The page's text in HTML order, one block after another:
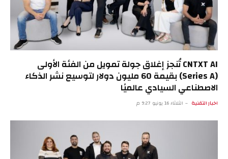
CNTXT AI تُنجز إغلاق جولة تمويل من الفئة الأولى
(Series A) بقيمة 60 مليون دولار لتوسيع نشر الذكاء
الاصطناعي السيادي عالميًا
اخبار التقنية الثلاثاء 16 يونيو 9:27 م